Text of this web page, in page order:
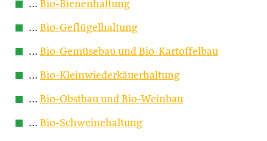
… Bio-Bienenhaltung
… Bio-Geflügelhaltung
… Bio-Gemüsebau und Bio-Kartoffelbau
… Bio-Kleinwiederkäuerhaltung
… Bio-Obstbau und Bio-Weinbau
… Bio-Schweinehaltung